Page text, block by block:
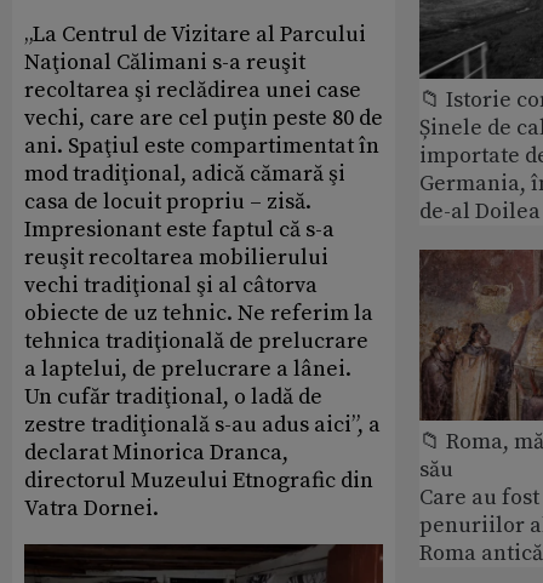
„La Centrul de Vizitare al Parcului
Naţional Călimani s-a reuşit
recoltarea şi reclădirea unei case
vechi, care are cel puţin peste 80 de
ani. Spaţiul este compartimentat în
mod tradiţional, adică cămară şi
casa de locuit propriu – zisă.
Impresionant este faptul că s-a
reuşit recoltarea mobilierului
vechi tradiţional şi al câtorva
obiecte de uz tehnic. Ne referim la
tehnica tradiţională de prelucrare
a laptelui, de prelucrare a lânei.
Un cufăr tradiţional, o ladă de
zestre tradiţională s-au adus aici”, a
declarat Minorica Dranca,
directorul Muzeului Etnografic din
Vatra Dornei.
📁 Istorie
Șinele de
importate
Germania,
de-al
📁 Roma,
său
Care au
penuriilor
Roma